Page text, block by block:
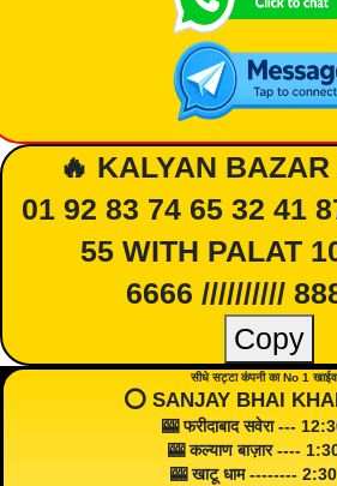
🔥 KALYAN
01 92 83 74 65 32 41
55 WITH PALAT
6666 //////////
Copy
सीधे सट्टा कंपनी का No 1
⭕️ SANJAY BHAI
🎰 फरीदाबाद सवेरा ---
🎰 कल्याण बाज़ार ----
🎰 खाटू धाम --------